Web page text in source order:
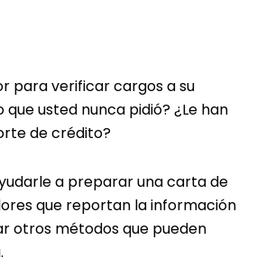
para verificar cargos a su
usted nunca pidió? ¿Le han
de crédito?
a preparar una carta de
que reportan la información
otros métodos que pueden